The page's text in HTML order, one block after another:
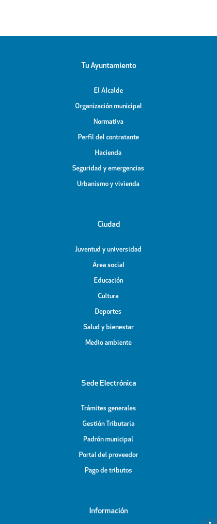
Tu Ayuntamiento
El Alcalde
Organización municipal
Normativa
Perfil del contratante
Hacienda
Seguridad y emergencias
Urbanismo y vivienda
Ciudad
Juventud y universidad
Área social
Educación
Cultura
Deportes
Salud y bienestar
Medio ambiente
Sede Electrónica
Trámites generales
Gestión Tributaria
Padrón municipal
Portal del proveedor
Pago de tributos
Información